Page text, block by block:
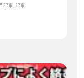
記事, 記事